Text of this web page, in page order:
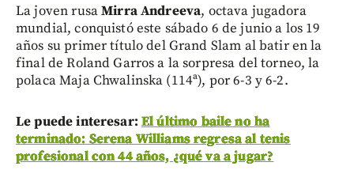
La joven rusaMirra Andreeva, octava jugadora
mundial, conquistó este sábado 6 de junio a los 19
años su primer título del Grand Slam al batir en la
final de Roland Garros a la sorpresa del torneo, la
polaca Maja Chwalinska (114ª), por 6-3 y 6-2.
Le puede interesar: El último baile no ha
terminado: Serena Williams regresa al tenis
profesional con 44 años, ¿qué va a jugar?